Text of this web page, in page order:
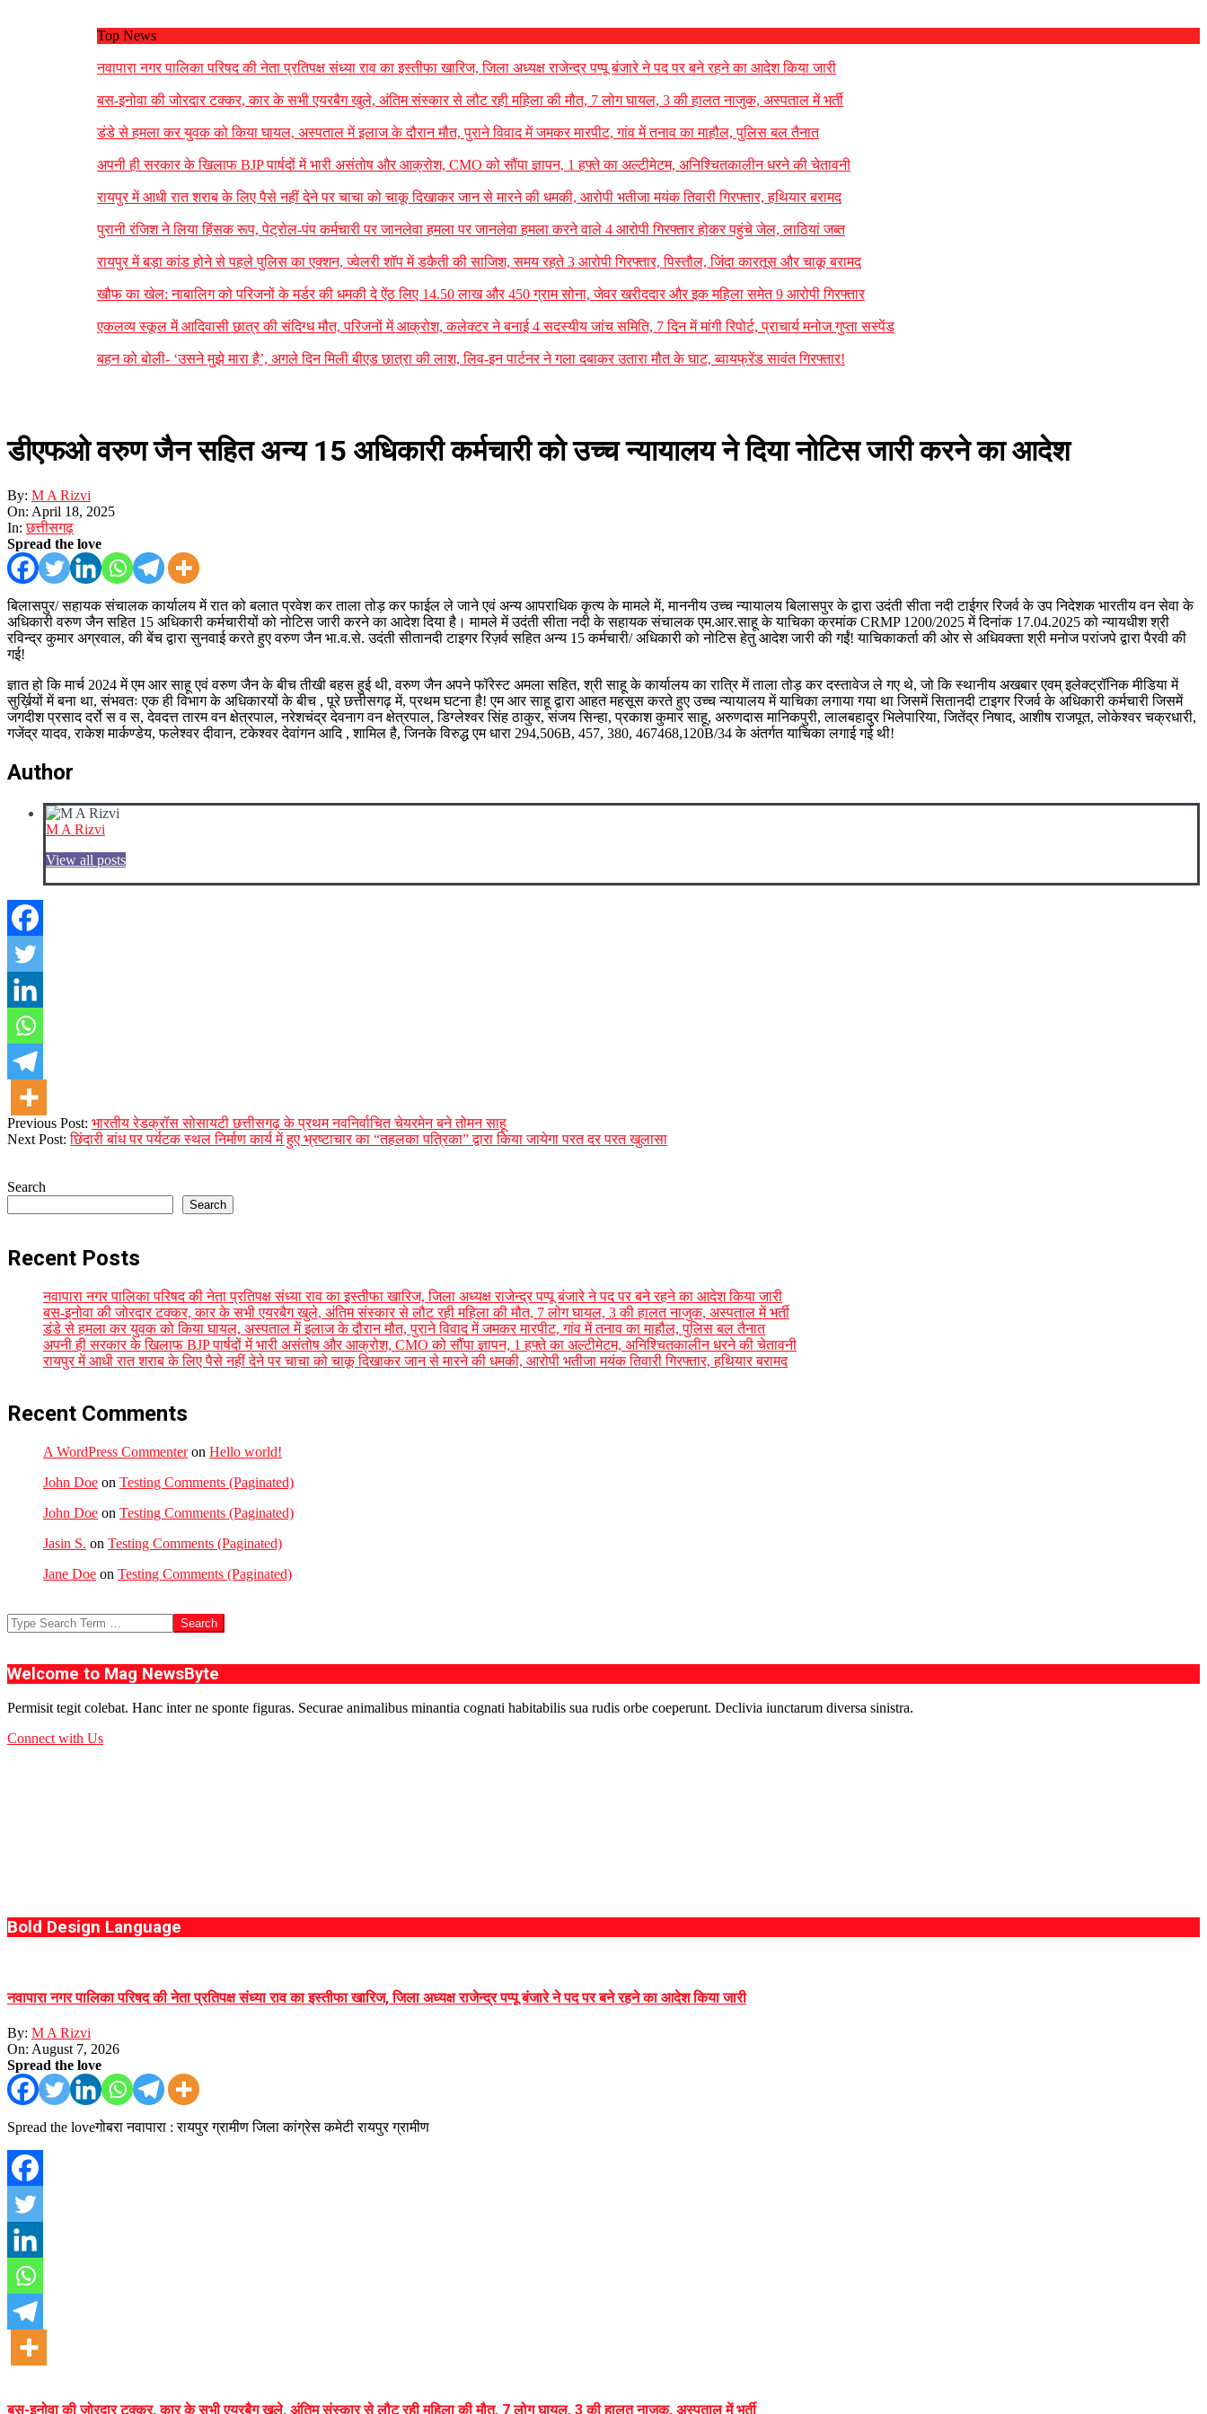
Top News
नवापारा नगर पालिका परिषद की नेता प्रतिपक्ष संध्या राव का इस्तीफा खारिज, जिला अध्यक्ष राजेन्द्र पप्पू बंजारे ने पद पर बने रहने का आदेश किया जारी
बस-इनोवा की जोरदार टक्कर, कार के सभी एयरबैग खुले, अंतिम संस्कार से लौट रही महिला की मौत, 7 लोग घायल, 3 की हालत नाजुक, अस्पताल में भर्ती
डंडे से हमला कर युवक को किया घायल, अस्पताल में इलाज के दौरान मौत, पुराने विवाद में जमकर मारपीट, गांव में तनाव का माहौल, पुलिस बल तैनात
अपनी ही सरकार के खिलाफ BJP पार्षदों में भारी असंतोष और आक्रोश, CMO को सौंपा ज्ञापन, 1 हफ्ते का अल्टीमेटम, अनिश्चितकालीन धरने की चेतावनी
रायपुर में आधी रात शराब के लिए पैसे नहीं देने पर चाचा को चाकू दिखाकर जान से मारने की धमकी, आरोपी भतीजा मयंक तिवारी गिरफ्तार, हथियार बरामद
पुरानी रंजिश ने लिया हिंसक रूप, पेट्रोल-पंप कर्मचारी पर जानलेवा हमला पर जानलेवा हमला करने वाले 4 आरोपी गिरफ्तार होकर पहुंचे जेल, लाठियां जब्त
रायपुर में बड़ा कांड होने से पहले पुलिस का एक्शन, ज्वेलरी शॉप में डकैती की साजिश, समय रहते 3 आरोपी गिरफ्तार, पिस्तौल, जिंदा कारतूस और चाकू बरामद
खौफ का खेल: नाबालिग को परिजनों के मर्डर की धमकी दे ऐंठ लिए 14.50 लाख और 450 ग्राम सोना, जेवर खरीददार और इक महिला समेत 9 आरोपी गिरफ्तार
एकलव्य स्कूल में आदिवासी छात्र की संदिग्ध मौत, परिजनों में आक्रोश, कलेक्टर ने बनाई 4 सदस्यीय जांच समिति, 7 दिन में मांगी रिपोर्ट, प्राचार्य मनोज गुप्ता सस्पेंड
बहन को बोली- ‘उसने मुझे मारा है’, अगले दिन मिली बीएड छात्रा की लाश, लिव-इन पार्टनर ने गला दबाकर उतारा मौत के घाट, ब्वायफ्रेंड सावंत गिरफ्तार!
डीएफओ वरुण जैन सहित अन्य 15 अधिकारी कर्मचारी को उच्च न्यायालय ने दिया नोटिस जारी करने का आदेश
By: M A Rizvi
On: April 18, 2025
In: छत्तीसगढ़
Spread the love
बिलासपुर/ सहायक संचालक कार्यालय में रात को बलात प्रवेश कर ताला तोड़ कर फाईल ले जाने एवं अन्य आपराधिक कृत्य के मामले में, माननीय उच्च न्यायालय बिलासपुर के द्वारा उदंती सीता नदी टाईगर रिजर्व के उप निदेशक भारतीय वन सेवा के
अधिकारी वरुण जैन सहित 15 अधिकारी कर्मचारीयों को नोटिस जारी करने का आदेश दिया है। मामले में उदंती सीता नदी के सहायक संचालक एम.आर.साहू के याचिका क्रमांक CRMP 1200/2025 में दिनांक 17.04.2025 को न्यायधीश श्री
रविन्द्र कुमार अग्रवाल, की बेंच द्वारा सुनवाई करते हुए वरुण जैन भा.व.से. उदंती सीतानदी टाइगर रिज़र्व सहित अन्य 15 कर्मचारी/ अधिकारी को नोटिस हेतु आदेश जारी की गईं! याचिकाकर्ता की ओर से अधिवक्ता श्री मनोज परांजपे द्वारा पैरवी की
गई!
ज्ञात हो कि मार्च 2024 में एम आर साहू एवं वरुण जैन के बीच तीखी बहस हुई थी, वरुण जैन अपने फॉरेस्ट अमला सहित, श्री साहू के कार्यालय का रात्रि में ताला तोड़ कर दस्तावेज ले गए थे, जो कि स्थानीय अखबार एवम् इलेक्ट्रॉनिक मीडिया में
सुर्ख़ियों में बना था, संभवतः एक ही विभाग के अधिकारयों के बीच , पूरे छत्तीसगढ़ में, प्रथम घटना है! एम आर साहू द्वारा आहत महसूस करते हुए उच्च न्यायालय में याचिका लगाया गया था जिसमें सितानदी टाइगर रिजर्व के अधिकारी कर्मचारी जिसमें
जगदीश प्रसाद दर्रो स व स, देवदत्त तारम वन क्षेत्रपाल, नरेशचंद्र देवनाग वन क्षेत्रपाल, डिग्लेश्वर सिंह ठाकुर, संजय सिन्हा, प्रकाश कुमार साहू, अरुणदास मानिकपुरी, लालबहादुर भिलेपारिया, जितेंद्र निषाद, आशीष राजपूत, लोकेश्वर चक्रधारी,
गजेंद्र यादव, राकेश मार्कण्डेय, फलेश्वर दीवान, टकेश्वर देवांगन आदि , शामिल है, जिनके विरुद्ध एम धारा 294,506B, 457, 380, 467468,120B/34 के अंतर्गत याचिका लगाई गई थी!
Author
M A Rizvi
View all posts
2025-
04-
Previous Post: भारतीय रेडक्रॉस सोसायटी छत्तीसगढ़ के प्रथम नवनिर्वाचित चेयरमेन बने तोमन साहू
Next Post:छिंदारी बांध पर पर्यटक स्थल निर्माण कार्य में हुए भ्रष्टाचार का “तहलका पत्रिका” द्वारा किया जायेगा परत दर परत खुलासा
Search
Search
Recent Posts
नवापारा नगर पालिका परिषद की नेता प्रतिपक्ष संध्या राव का इस्तीफा खारिज, जिला अध्यक्ष राजेन्द्र पप्पू बंजारे ने पद पर बने रहने का आदेश किया जारी
बस-इनोवा की जोरदार टक्कर, कार के सभी एयरबैग खुले, अंतिम संस्कार से लौट रही महिला की मौत, 7 लोग घायल, 3 की हालत नाजुक, अस्पताल में भर्ती
डंडे से हमला कर युवक को किया घायल, अस्पताल में इलाज के दौरान मौत, पुराने विवाद में जमकर मारपीट, गांव में तनाव का माहौल, पुलिस बल तैनात
अपनी ही सरकार के खिलाफ BJP पार्षदों में भारी असंतोष और आक्रोश, CMO को सौंपा ज्ञापन, 1 हफ्ते का अल्टीमेटम, अनिश्चितकालीन धरने की चेतावनी
रायपुर में आधी रात शराब के लिए पैसे नहीं देने पर चाचा को चाकू दिखाकर जान से मारने की धमकी, आरोपी भतीजा मयंक तिवारी गिरफ्तार, हथियार बरामद
Recent Comments
A WordPress Commenteron Hello world!
John Doe on Testing Comments (Paginated)
John Doe on Testing Comments (Paginated)
Jasin S. on Testing Comments (Paginated)
Jane Doe on Testing Comments (Paginated)
Search
Welcome to Mag NewsByte
Permisit tegit colebat. Hanc inter ne sponte figuras. Securae animalibus minantia cognati habitabilis sua rudis orbe coeperunt. Declivia iunctarum diversa sinistra.
Connect with Us
Bold Design Language
नवापारा नगर पालिका परिषद की नेता प्रतिपक्ष संध्या राव का इस्तीफा खारिज, जिला अध्यक्ष राजेन्द्र पप्पू बंजारे ने पद पर बने रहने का आदेश किया जारी
By: M A Rizvi
On: August 7, 2026
Spread the love
Spread the loveगोबरा नवापारा : रायपुर ग्रामीण जिला कांग्रेस कमेटी रायपुर ग्रामीण
बस-इनोवा की जोरदार टक्कर, कार के सभी एयरबैग खुले, अंतिम संस्कार से लौट रही महिला की मौत, 7 लोग घायल, 3 की हालत नाजुक, अस्पताल में भर्ती